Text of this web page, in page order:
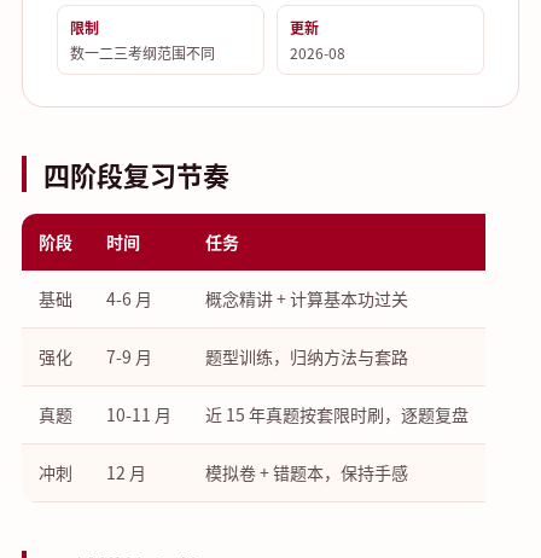
限制
数一二三考纲范围不同
更新
2026-08
四阶段复习节奏
阶段 时间 任务
基础 4-6 月 概念精讲 + 计算基本功过关
强化 7-9 月 题型训练，归纳方法与套路
真题 10-11 月 近 15 年真题按套限时刷，逐题复盘
冲刺 12 月 模拟卷 + 错题本，保持手感